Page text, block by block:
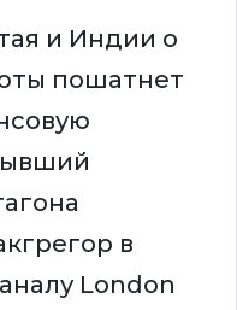
и Индии о
пошатнет
в
London